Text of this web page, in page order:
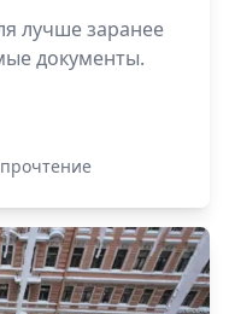
лучше заранее
документы.